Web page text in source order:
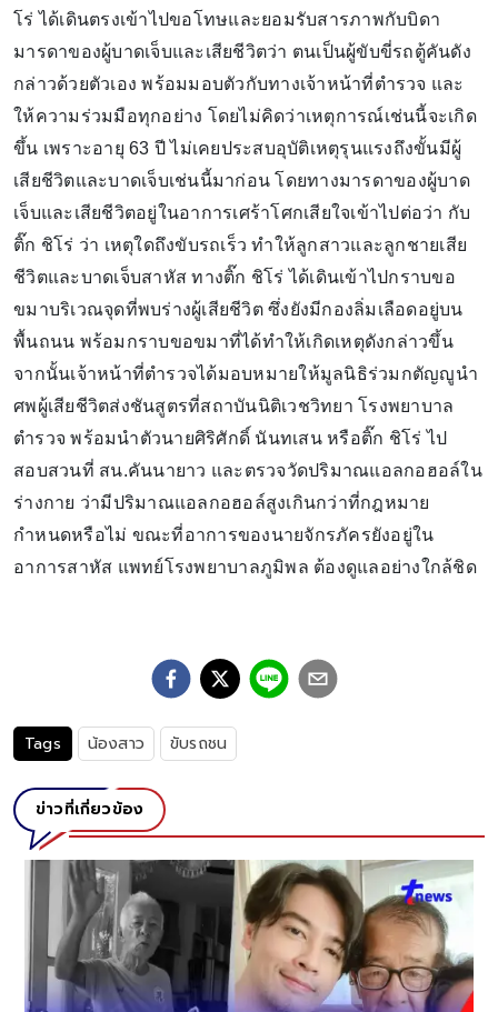
โร่ ได้เดินตรงเข้าไปขอโทษและยอมรับสารภาพกับบิดา
มารดาของผู้บาดเจ็บและเสียชีวิตว่า ตนเป็นผู้ขับขี่รถตู้คันดัง
กล่าวด้วยตัวเอง พร้อมมอบตัวกับทางเจ้าหน้าที่ตำรวจ และ
ให้ความร่วมมือทุกอย่าง โดยไม่คิดว่าเหตุการณ์เช่นนี้จะเกิด
ขึ้น เพราะอายุ 63 ปี ไม่เคยประสบอุบัติเหตุรุนแรงถึงขั้นมีผู้
เสียชีวิตและบาดเจ็บเช่นนี้มาก่อน โดยทางมารดาของผู้บาด
เจ็บและเสียชีวิตอยู่ในอาการเศร้าโศกเสียใจเข้าไปต่อว่า กับ
ติ๊ก ชิโร่ ว่า เหตุใดถึงขับรถเร็ว ทำให้ลูกสาวและลูกชายเสีย
ชีวิตและบาดเจ็บสาหัส ทางติ๊ก ชิโร่ ได้เดินเข้าไปกราบขอ
ขมาบริเวณจุดที่พบร่างผู้เสียชีวิต ซึ่งยังมีกองลิ่มเลือดอยู่บน
พื้นถนน พร้อมกราบขอขมาที่ได้ทำให้เกิดเหตุดังกล่าวขึ้น
จากนั้นเจ้าหน้าที่ตำรวจได้มอบหมายให้มูลนิธิร่วมกตัญญูนำ
ศพผู้เสียชีวิตส่งชันสูตรที่สถาบันนิติเวชวิทยา โรงพยาบาล
ตำรวจ พร้อมนำตัวนายศิริศักดิ์ นันทเสน หรือติ๊ก ชิโร่ ไป
สอบสวนที่ สน.คันนายาว และตรวจวัดปริมาณแอลกอฮอล์ใน
ร่างกาย ว่ามีปริมาณแอลกอฮอล์สูงเกินกว่าที่กฎหมาย
กำหนดหรือไม่ ขณะที่อาการของนายจักรภัครยังอยู่ใน
อาการสาหัส แพทย์โรงพยาบาลภูมิพล ต้องดูแลอย่างใกล้ชิด
Tags น้องสาว ขับรถชน
ข่าวที่เกี่ยวข้อง